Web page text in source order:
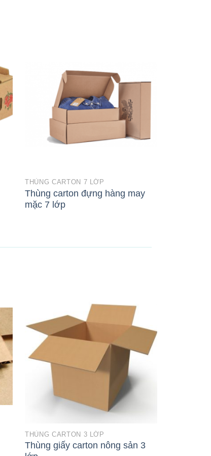
THÙNG CARTON 7 LỚP
Thùng carton đựng hàng may
mặc 7 lớp
THÙNG CARTON 3 LỚP
Thùng giấy carton nông sản 3